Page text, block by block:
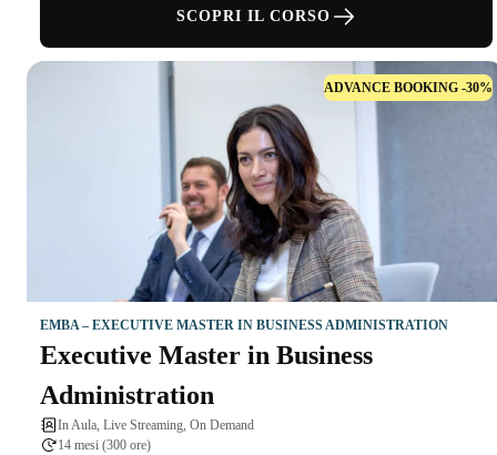
SCOPRI IL CORSO
ADVANCE BOOKING -30%
EMBA – EXECUTIVE MASTER IN BUSINESS ADMINISTRATION
Executive Master in Business
Administration
In Aula, Live Streaming, On Demand
14 mesi (300 ore)